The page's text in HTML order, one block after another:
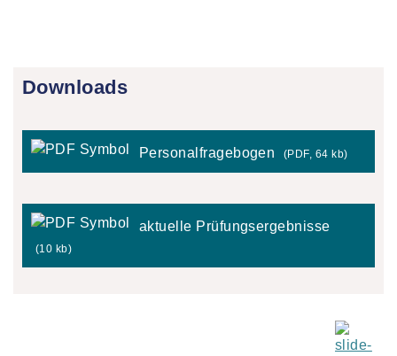
Downloads
Personalfragebogen (PDF, 64 kb)
aktuelle Prüfungsergebnisse
(10 kb)